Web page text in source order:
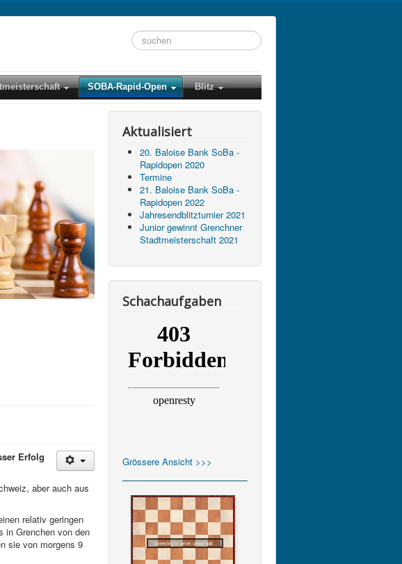
Suchen
...
SOBA-Rapid-Open Blitz
Erfolg
aber auch aus
relativ geringen
in Grenchen von den
sie von morgens 9
Aktualisiert
20. Baloise Bank SoBa -
Rapidopen 2020
Termine
21. Baloise Bank SoBa -
Rapidopen 2022
Jahresendblitzturnier 2021
Junior gewinnt Grenchner
Stadtmeisterschaft 2021
Schachaufgaben
Grössere Ansicht >>>